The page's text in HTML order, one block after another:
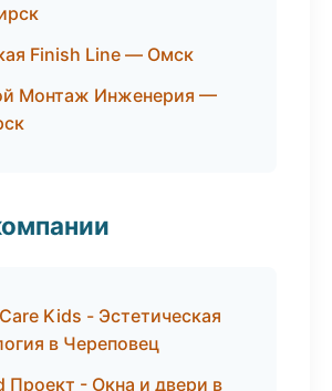
Finish Line — Омск
Монтаж Инженерия —
Kids - Эстетическая
в Череповец
Проект - Окна и двери в